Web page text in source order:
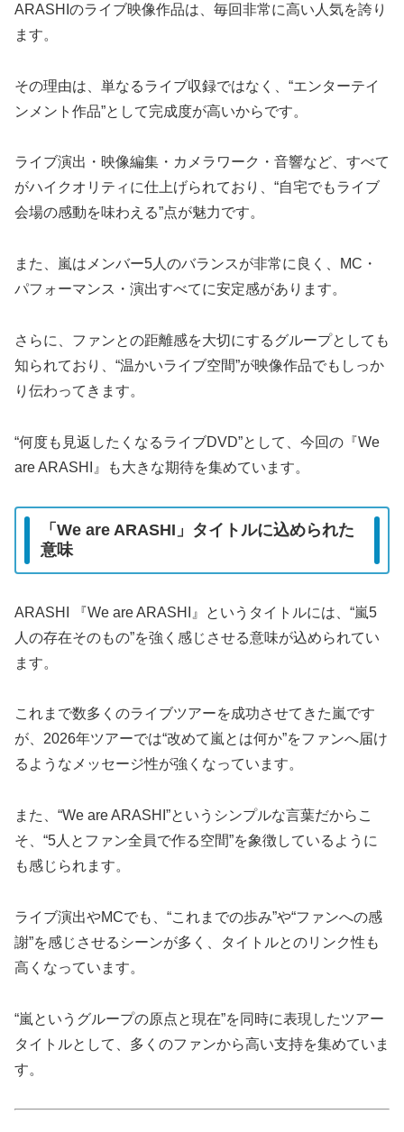
ARASHIのライブ映像作品は、毎回非常に高い人気を誇り
ます。
その理由は、単なるライブ収録ではなく、“エンターテイ
ンメント作品”として完成度が高いからです。
ライブ演出・映像編集・カメラワーク・音響など、すべて
がハイクオリティに仕上げられており、“自宅でもライブ
会場の感動を味わえる”点が魅力です。
また、嵐はメンバー5人のバランスが非常に良く、MC・
パフォーマンス・演出すべてに安定感があります。
さらに、ファンとの距離感を大切にするグループとしても
知られており、“温かいライブ空間”が映像作品でもしっか
り伝わってきます。
“何度も見返したくなるライブDVD”として、今回の『We
are ARASHI』も大きな期待を集めています。
「We are ARASHI」タイトルに込められた
意味
ARASHI 『We are ARASHI』というタイトルには、“嵐5
人の存在そのもの”を強く感じさせる意味が込められてい
ます。
これまで数多くのライブツアーを成功させてきた嵐です
が、2026年ツアーでは“改めて嵐とは何か”をファンへ届け
るようなメッセージ性が強くなっています。
また、“We are ARASHI”というシンプルな言葉だからこ
そ、“5人とファン全員で作る空間”を象徴しているように
も感じられます。
ライブ演出やMCでも、“これまでの歩み”や“ファンへの感
謝”を感じさせるシーンが多く、タイトルとのリンク性も
高くなっています。
“嵐というグループの原点と現在”を同時に表現したツアー
タイトルとして、多くのファンから高い支持を集めていま
す。